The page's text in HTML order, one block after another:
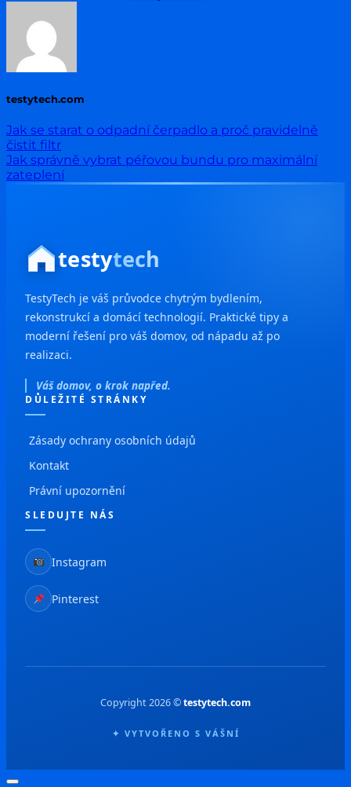
testytech.com
Jak se starat o odpadní čerpadlo a proč pravidelně
čistit filtr
Jak správně vybrat péřovou bundu pro maximální
zateplení
testytech
TestyTech je váš průvodce chytrým bydlením,
rekonstrukcí a domácí technologií. Praktické tipy a
moderní řešení pro váš domov, od nápadu až po
realizaci.
Váš domov, o krok napřed.
DŮLEŽITÉ STRÁNKY
Zásady ochrany osobních údajů
Kontakt
Právní upozornění
SLEDUJTE NÁS
Instagram
Pinterest
Copyright 2026 ©testytech.com
✦ VYTVOŘENO S VÁŠNÍ